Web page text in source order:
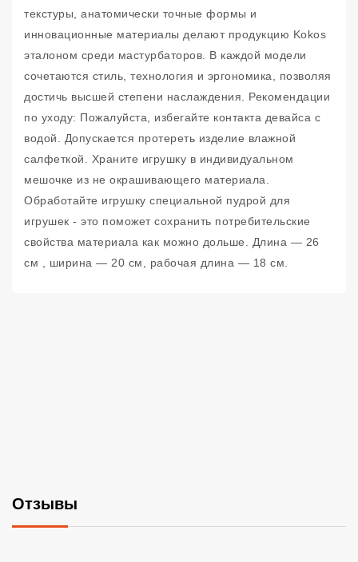
текстуры, анатомически точные формы и
инновационные материалы делают продукцию Kokos
эталоном среди мастурбаторов. В каждой модели
сочетаются стиль, технология и эргономика, позволяя
достичь высшей степени наслаждения. Рекомендации
по уходу: Пожалуйста, избегайте контакта девайса с
водой. Допускается протереть изделие влажной
салфеткой. Храните игрушку в индивидуальном
мешочке из не окрашивающего материала.
Обработайте игрушку специальной пудрой для
игрушек - это поможет сохранить потребительские
свойства материала как можно дольше. Длина — 26
см , ширина — 20 см, рабочая длина — 18 см.
Отзывы